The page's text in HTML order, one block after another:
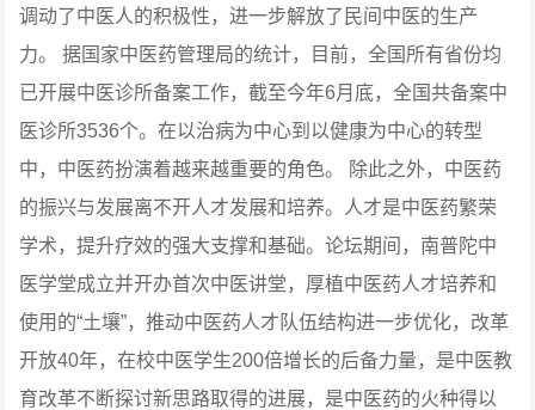
调动了中医人的积极性，进一步解放了民间中医的生产
力。
据国家中医药管理局的统计，目前，全国所有省份均
已开展中医诊所备案工作，截至今年6月底，全国共备案中
医诊所3536个。在以治病为中心到以健康为中心的转型
中，中医药扮演着越来越重要的角色。
除此之外，中医药
的振兴与发展离不开人才发展和培养。人才是中医药繁荣
学术，提升疗效的强大支撑和基础。论坛期间，南普陀中
医学堂成立并开办首次中医讲堂，厚植中医药人才培养和
使用的“土壤”，推动中医药人才队伍结构进一步优化，改革
开放40年，在校中医学生200倍增长的后备力量，是中医教
育改革不断探讨新思路取得的进展，是中医药的火种得以